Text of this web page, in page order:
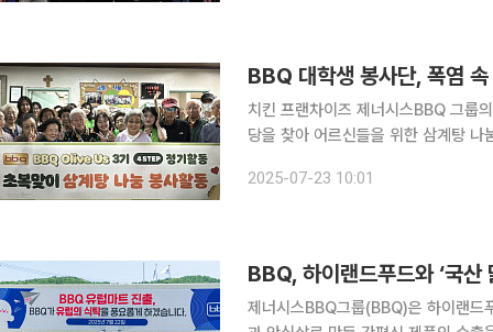
BBQ 대학생 봉사단, 폭염 속
치킨 프랜차이즈 제너시스BBQ 그룹
당을 찾아 어르신들을 위한 삼계탕 나눔 봉사
이다. 이날 활동은 무더운 여름 어
2025-07-23 10:01
BBQ, 하이랜드푸드와 ‘국산
제너시스BBQ그룹(BBQ)은 하이랜드